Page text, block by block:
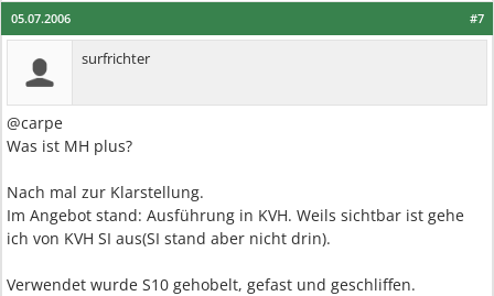
#7
05.07.2006
surfrichter
@carpe
Was ist MH plus?
Nach mal zur Klarstellung.
Im Angebot stand: Ausführung in KVH. Weils sichtbar ist gehe
ich von KVH SI aus(SI stand aber nicht drin).
Verwendet wurde S10 gehobelt, gefast und geschliffen.